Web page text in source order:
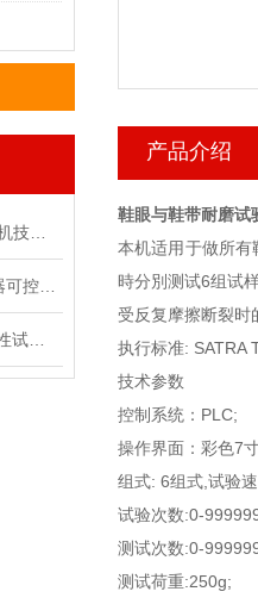
产品介绍
鞋眼与鞋带耐磨试
本机适用于做所
時分別测试6组试
受反复摩擦断裂时
执行标准: SATRA
技术参数
控制系统： PLC;
操作界面：彩色7
组式: 6组式 试验
试验次数:0-
测试次数:0-
测试荷重:250g;